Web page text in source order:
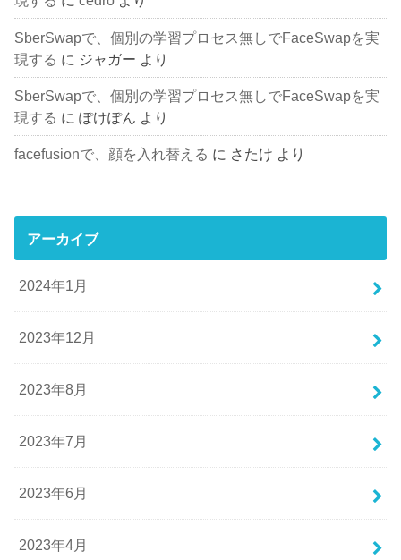
SberSwapで、個別の学習プロセス無しでFaceSwapを実
現する に ジャガー より
SberSwapで、個別の学習プロセス無しでFaceSwapを実
現する にぽけぽん より
facefusionで、顔を入れ替える に さたけ より
アーカイブ
2024年1月
2023年12月
2023年8月
2023年7月
2023年6月
2023年4月